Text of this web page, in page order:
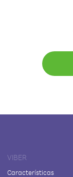
VIBER
Características